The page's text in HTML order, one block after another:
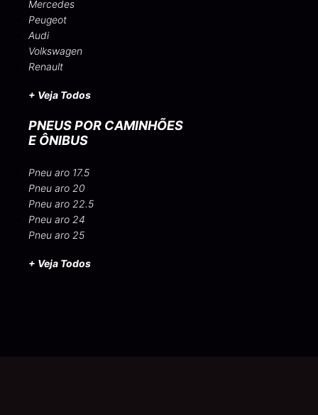
Mercedes
Peugeot
Audi
Volkswagen
Renault
+ Veja Todos
PNEUS POR CAMINHÕES
E ÔNIBUS
Pneu aro 17.5
Pneu aro 20
Pneu aro 22.5
Pneu aro 24
Pneu aro 25
+ Veja Todos